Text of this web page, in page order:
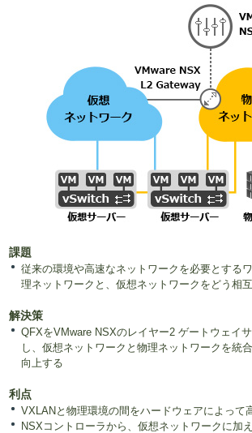
課題
従来の環境や高速なネットワークを必要とする
理ネットワークと、仮想ネットワークをどう相
解決策
QFXをVMware NSXのレイヤー2 ゲートウェイ
し、仮想ネットワークと物理ネットワークを統
向上する
利点
VXLANと物理環境の間をハードウェアによって
NSXコントローラから、仮想ネットワークに加